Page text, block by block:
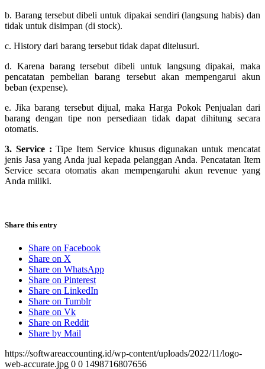
b. Barang tersebut dibeli untuk dipakai sendiri (langsung habis) dan
tidak untuk disimpan (di stock).
c. History dari barang tersebut tidak dapat ditelusuri.
d. Karena barang tersebut dibeli untuk langsung dipakai, maka
pencatatan pembelian barang tersebut akan mempengarui akun
beban (expense).
e. Jika barang tersebut dijual, maka Harga Pokok Penjualan dari
barang dengan tipe non persediaan tidak dapat dihitung secara
otomatis.
3. Service : Tipe Item Service khusus digunakan untuk mencatat
jenis Jasa yang Anda jual kepada pelanggan Anda. Pencatatan Item
Service secara otomatis akan mempengaruhi akun revenue yang
Anda miliki.
Share this entry
Share on Facebook
Share on X
Share on WhatsApp
Share on Pinterest
Share on LinkedIn
Share on Tumblr
Share on Vk
Share on Reddit
Share by Mail
https://softwareaccounting.id/wp-content/uploads/2022/11/logo-
web-accurate.jpg 0 0 1498716807656